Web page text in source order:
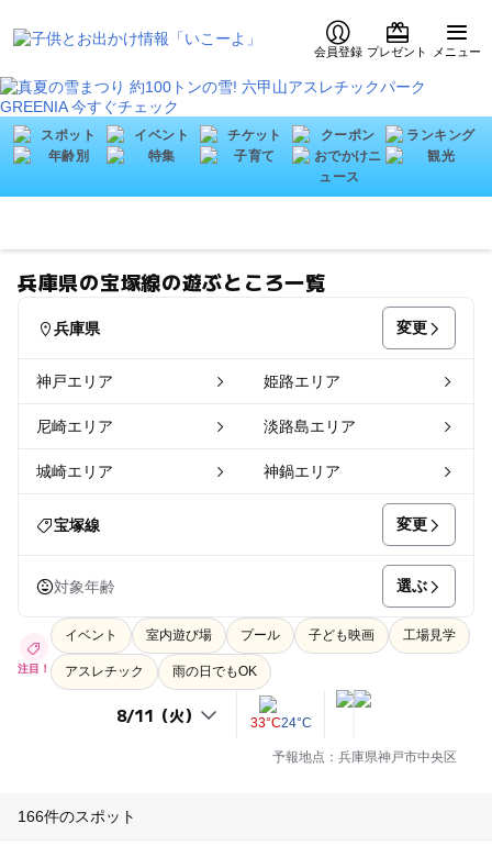
会員登録 プレゼント メニュー
兵庫県の宝塚線の遊ぶところ一覧
兵庫県 変更
神戸エリア 姫路エリア
尼崎エリア 淡路島エリア
城崎エリア 神鍋エリア
宝塚線 変更
対象年齢 選ぶ
注目！
イベント 室内遊び場 プール 子ども映画 工場見学
アスレチック 雨の日でもOK
33°C24°C
予報地点：兵庫県神戸市中央区
166件のスポット